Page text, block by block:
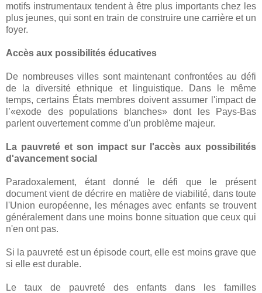
motifs instrumentaux tendent à être plus importants chez les
plus jeunes, qui sont en train de construire une carrière et un
foyer.
Accès aux possibilités éducatives
De nombreuses villes sont maintenant confrontées au défi
de la diversité ethnique et linguistique. Dans le même
temps, certains États membres doivent assumer l'impact de
l’«exode des populations blanches» dont les Pays-Bas
parlent ouvertement comme d'un problème majeur.
La pauvreté et son impact sur l'accès aux possibilités
d'avancement social
Paradoxalement, étant donné le défi que le présent
document vient de décrire en matière de viabilité, dans toute
l'Union européenne, les ménages avec enfants se trouvent
généralement dans une moins bonne situation que ceux qui
n'en ont pas.
Si la pauvreté est un épisode court, elle est moins grave que
si elle est durable.
Le taux de pauvreté des enfants dans les familles